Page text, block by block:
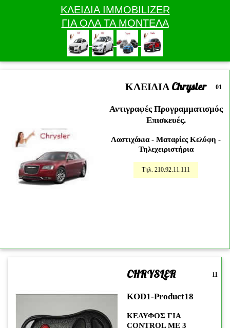
ΚΛΕΙΔΙΑ IMMOBILIZER
ΓΙΑ ΟΛΑ ΤΑ ΜΟΝΤΕΛΑ
ΚΛΕΙΔΙΑ Chrysler
Αντιγραφές Προγραμματισμός
Επισκευές.
Λαστιχάκια - Ματαρίες Κελύφη -
Τηλεχειριστήρια
Τηλ. 210.92.11.111
01
CHRYSLER
KOD1-Product18
ΚΕΛΥΦΟΣ ΓΙΑ
CONTROL ME 3
11